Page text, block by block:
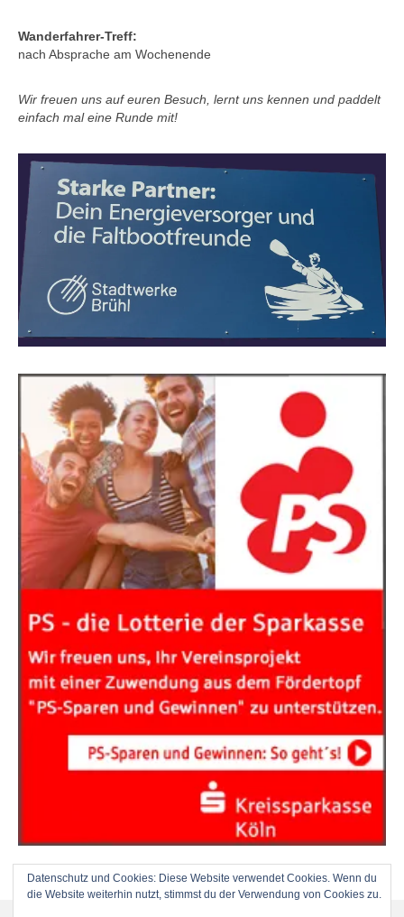
Wanderfahrer-Treff:
nach Absprache am Wochenende
Wir freuen uns auf euren Besuch, lernt uns kennen und paddelt
einfach mal eine Runde mit!
Datenschutz und Cookies: Diese Website verwendet Cookies. Wenn du
die Website weiterhin nutzt, stimmst du der Verwendung von Cookies zu.